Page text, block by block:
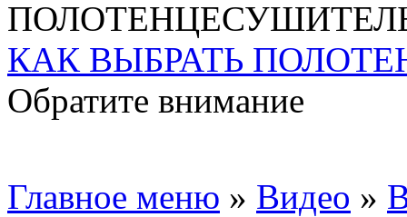
КАК ВЫБРАТЬ
Обратите внимание
Главное меню » Видео »